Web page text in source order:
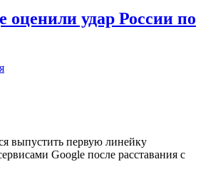
оценили удар России по
выпустить первую линейку
Google после расставания с